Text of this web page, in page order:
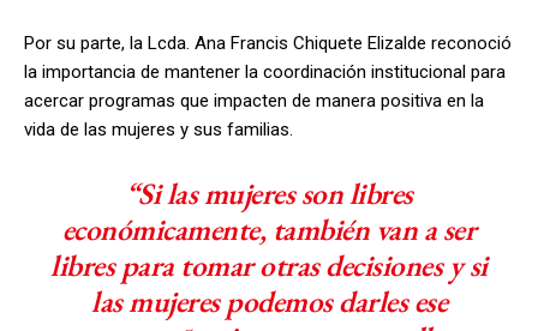
Por su parte, la Lcda. Ana Francis Chiquete Elizalde reconoció
la importancia de mantener la coordinación institucional para
acercar programas que impacten de manera positiva en la
vida de las mujeres y sus familias.
“Si las mujeres son libres
económicamente, también van a ser
libres para tomar otras decisiones y si
las mujeres podemos darles ese